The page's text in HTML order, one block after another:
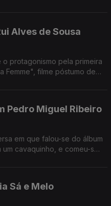
Alves de Sousa
o protagonismo pela primeira
Femme", filme póstumo de
Pedro Miguel Ribeiro
em que falou-se do álbum
cavaquinho, e comeu-se
Sá e Melo